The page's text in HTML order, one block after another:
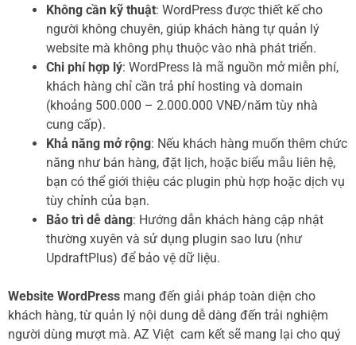
Không cần kỹ thuật: WordPress được thiết kế cho
người không chuyên, giúp khách hàng tự quản lý
website mà không phụ thuộc vào nhà phát triển.
Chi phí hợp lý: WordPress là mã nguồn mở miễn phí,
khách hàng chỉ cần trả phí hosting và domain
(khoảng 500.000 – 2.000.000 VNĐ/năm tùy nhà
cung cấp).
Khả năng mở rộng: Nếu khách hàng muốn thêm chức
năng như bán hàng, đặt lịch, hoặc biểu mẫu liên hệ,
bạn có thể giới thiệu các plugin phù hợp hoặc dịch vụ
tùy chỉnh của bạn.
Bảo trì dễ dàng: Hướng dẫn khách hàng cập nhật
thường xuyên và sử dụng plugin sao lưu (như
UpdraftPlus) để bảo vệ dữ liệu.
Website WordPress mang đến giải pháp toàn diện cho
khách hàng, từ quản lý nội dung dễ dàng đến trải nghiệm
người dùng mượt mà. AZ Việt cam kết sẽ mang lại cho quý